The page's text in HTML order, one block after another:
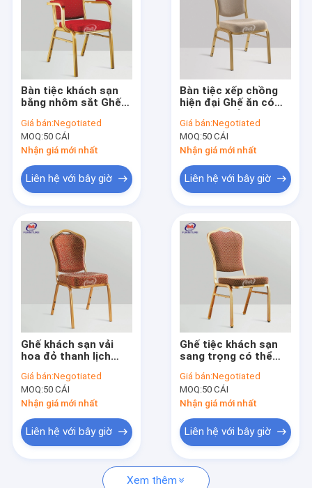
Bàn tiệc khách sạn
bằng nhôm sắt Ghế
ăn
Giá bán:Negotiated
MOQ:50 CÁI
Nhận giá mới nhất
Liên hệ với bây giờ
Bàn tiệc xếp chồng
hiện đại Ghế ăn có
Giá bán:Negotiated
MOQ:50 CÁI
Nhận giá mới nhất
Liên hệ với bây giờ
Ghế khách sạn vải
hoa đỏ thanh lịch
nghị
Giá bán:Negotiated
MOQ:50 CÁI
Nhận giá mới nhất
Liên hệ với bây giờ
Ghế tiệc khách sạn
sang trọng có thể
Ghế ăn không bọc với
chân cắm có thể điều
chỉnh
Giá bán:Negotiated
MOQ:50 CÁI
Nhận giá mới nhất
Liên hệ với bây giờ
Xem thêm